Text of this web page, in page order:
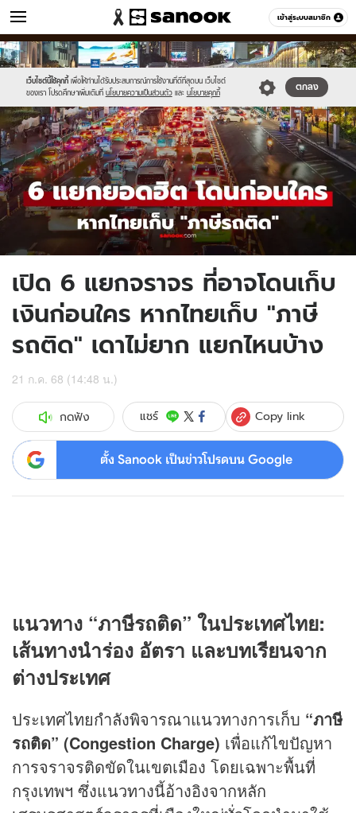
เข้าสู่ระบบสมาชิก
ข่าว หมวดอื่นๆ
เว็บไซต์นี้ใช้คุกกี้ เพื่อให้ท่านได้รับประสบการณ์การใช้งานที่ดีที่สุดบน เว็บไซต์
ของเรา โปรดศึกษาเพิ่มเติมที่ นโยบายความเป็นส่วนตัว และ นโยบายคุกกี้
ตกลง
Sanook
//s.isanook.com/sr/0/images/logo-
new-
sanook.png
600
60
//s.isanook.com/ns/0/ud/1963/9818354/new-
thumbnail1200x720_v2-
20.jpg
เปิด 6 แยกจราจร ที่อาจโดนเก็บ
เงินก่อนใคร หากไทยเก็บ "ภาษี
รถติด" เดาไม่ยาก แยกไหนบ้าง
21 ก.ค. 68 (14:48 น.)
กดฟัง แชร์ Copy link
ตั้ง Sanook เป็นข่าวโปรดบน Google
แนวทาง “ภาษีรถติด” ในประเทศไทย:
เส้นทางนำร่อง อัตรา และบทเรียนจาก
ต่างประเทศ
ประเทศไทยกำลังพิจารณาแนวทางการเก็บ “ภาษี
รถติด” (Congestion Charge) เพื่อแก้ไขปัญหา
การจราจรติดขัดในเขตเมือง โดยเฉพาะพื้นที่
กรุงเทพฯ ซึ่งแนวทางนี้อ้างอิงจากหลัก